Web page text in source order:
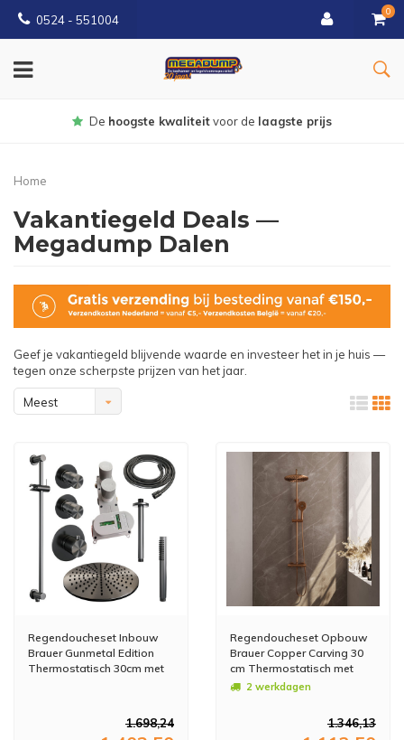
0524 - 551004
0
Gratisbezorgd vanaf €150
Home
Vakantiegeld Deals —
Megadump Dalen
Geef je vakantiegeld blijvende waarde en investeer het in je huis —
tegen onze scherpste prijzen van het jaar.
Meest
Regendoucheset Inbouw
Brauer Gunmetal Edition
Thermostatisch 30cm met
1.698,24
Regendoucheset Opbouw
Brauer Copper Carving 30
cm Thermostatisch met
Handdouche 3-Standen
2 werkdagen
1.346,13